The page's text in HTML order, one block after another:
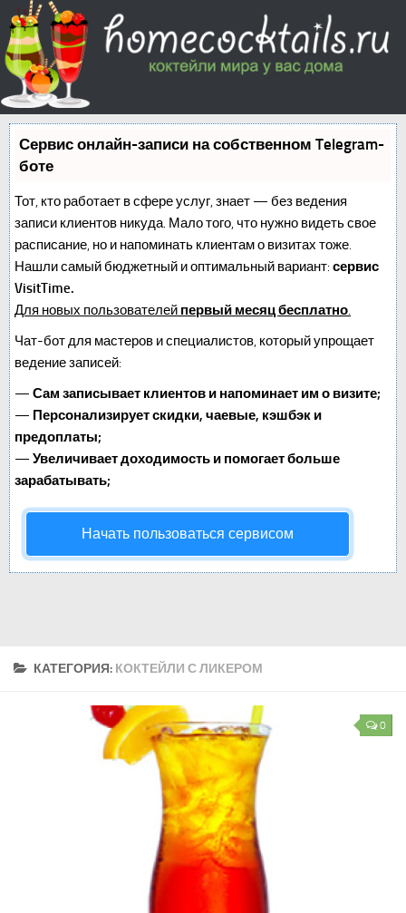
Сервис онлайн-записи на собственном Telegram-
боте
Тот, кто работает в сфере услуг, знает — без ведения
записи клиентов никуда. Мало того, что нужно видеть свое
расписание, но и напоминать клиентам о визитах тоже.
Нашли самый бюджетный и оптимальный вариант: сервис
VisitTime.
Для новых пользователей первый месяц бесплатно.
Чат-бот для мастеров и специалистов, который упрощает
ведение записей:
— Сам записывает клиентов и напоминает им о визите;
— Персонализирует скидки, чаевые, кэшбэк и
предоплаты;
— Увеличивает доходимость и помогает больше
зарабатывать;
Начать пользоваться сервисом
КАТЕГОРИЯ: КОКТЕЙЛИ С ЛИКЕРОМ
0